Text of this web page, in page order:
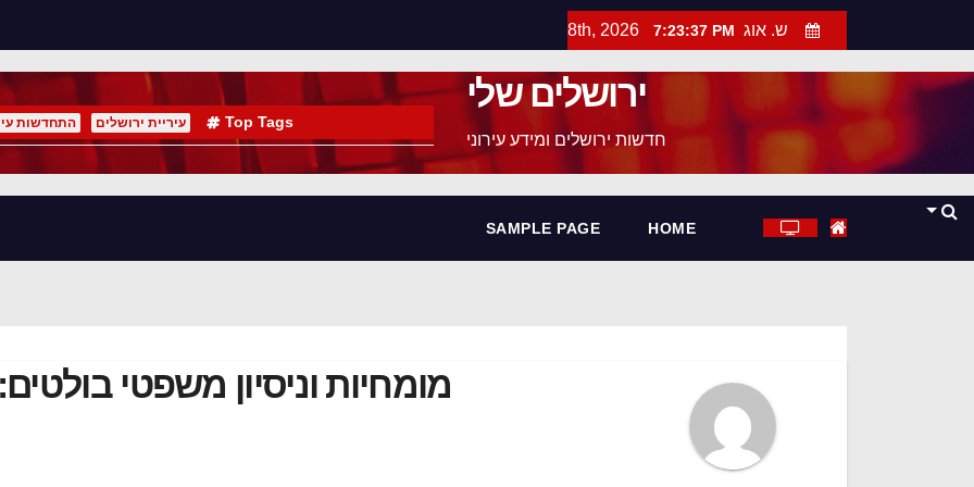
ש. אוג 8th, 2026 7:23:38 PM
ירושלים שלי
חדשות ירושלים ומידע עירוני
Top Tags עיריית ירושלים התחדשות
HOME
SAMPLE PAGE
מומחיות וניסיון משפטי